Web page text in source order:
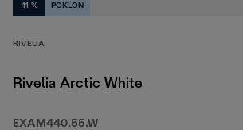
-11 % POKLON
RIVELIA
Rivelia Arctic White
EXAM440.55.W